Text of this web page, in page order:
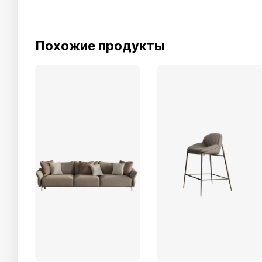
Похожие продукты